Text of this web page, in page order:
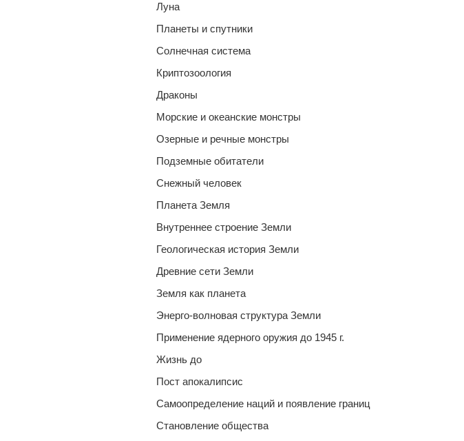
Луна
Планеты и спутники
Солнечная система
Криптозоология
Драконы
Морские и океанские монстры
Озерные и речные монстры
Подземные обитатели
Снежный человек
Планета Земля
Внутреннее строение Земли
Геологическая история Земли
Древние сети Земли
Земля как планета
Энерго-волновая структура Земли
Применение ядерного оружия до 1945 г.
Жизнь до
Пост апокалипсис
Самоопределение наций и появление границ
Становление общества